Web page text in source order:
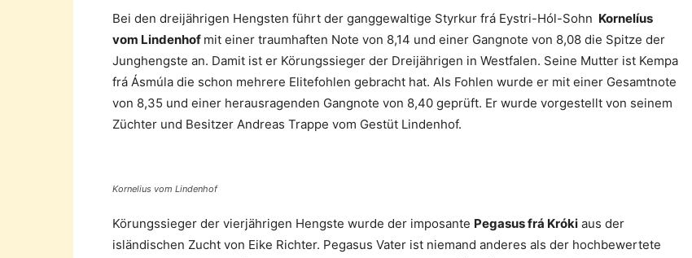
Bei den dreijährigen Hengsten führt der ganggewaltige Styrkur frá Eystri-Hól-Sohn Kornelíus
vom Lindenhof mit einer traumhaften Note von 8,14 und einer Gangnote von 8,08 die Spitze der
Junghengste an. Damit ist er Körungssieger der Dreijährigen in Westfalen. Seine Mutter ist Kempa
frá Ásmúla die schon mehrere Elitefohlen gebracht hat. Als Fohlen wurde er mit einer Gesamtnote
von 8,35 und einer herausragenden Gangnote von 8,40 geprüft. Er wurde vorgestellt von seinem
Züchter und Besitzer Andreas Trappe vom Gestüt Lindenhof.
Kornelius vom Lindenhof
Körungssieger der vierjährigen Hengste wurde der imposante Pegasus frá Króki aus der
isländischen Zucht von Eike Richter. Pegasus Vater ist niemand anderes als der hochbewertete